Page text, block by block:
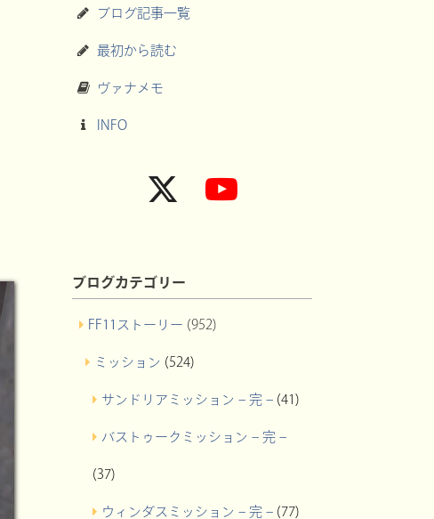
ブログ記事一覧
最初から読む
ヴァナメモ
INFO
ブログカテゴリー
FF11ストーリー (952)
ミッション (524)
サンドリアミッション – 完 –(41)
バストゥークミッション – 完 –
(37)
ウィンダスミッション – 完 –(77)